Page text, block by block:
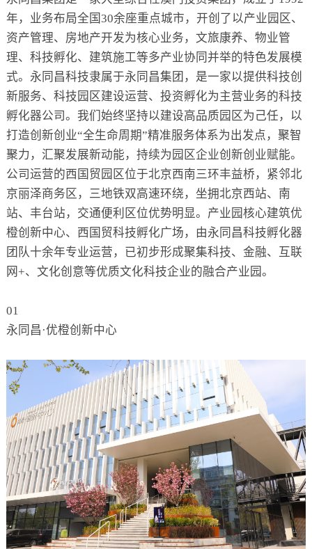
年，业务布局全国30余座重点城市，开创了以产业园区、
资产管理、房地产开发为核心业务，文旅康养、物业管
理、科技孵化、建筑施工等多产业协同并举的特色发展模
式。永同昌科技隶属于永同昌集团，是一家以提供科技创
新服务、科技园区建设运营、投资孵化为主营业务的科技
孵化器公司。我们始终坚持以建设高品质园区为己任，以
打造创新创业“全生命周期”精准服务体系为出发点，聚智
聚力，汇聚发展新动能，持续为园区企业创新创业赋能。
公司运营的西国贸园区位于北京西南三环丰益桥，紧邻北
京丽泽商务区，三地铁双高速环绕，坐拥北京西站、南
站、丰台站，交通便利区位优势明显。产业园核心建筑优
橙创新中心、西国贸科技孵化广场，由永同昌科技孵化器
团队十余年专业运营，已初步形成聚集科技、金融、互联
网+、文化创意等优质文化科技企业的融合产业园。
01
永同昌·优橙创新中心